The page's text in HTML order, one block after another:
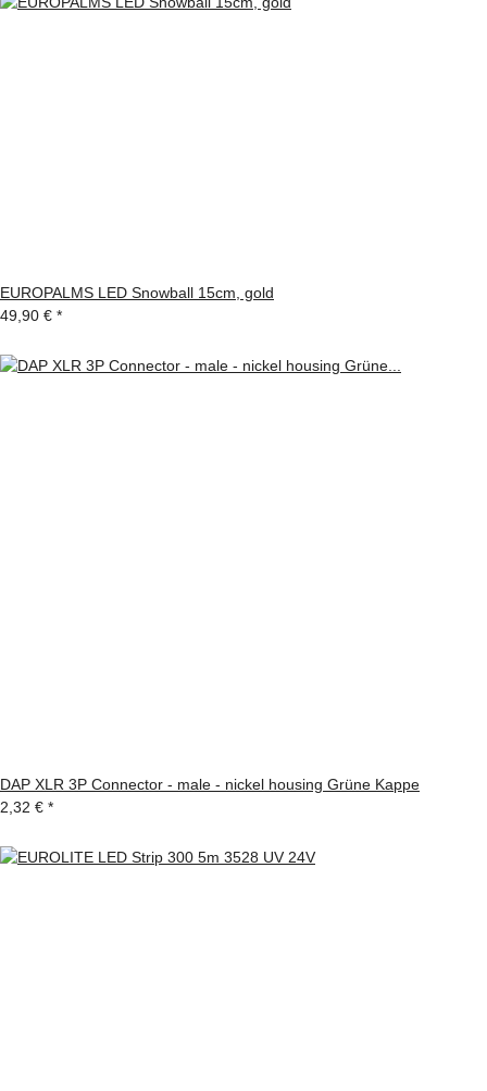
EUROPALMS LED Snowball 15cm, gold
49,90 € *
DAP XLR 3P Connector - male - nickel housing Grüne Kappe
2,32 € *